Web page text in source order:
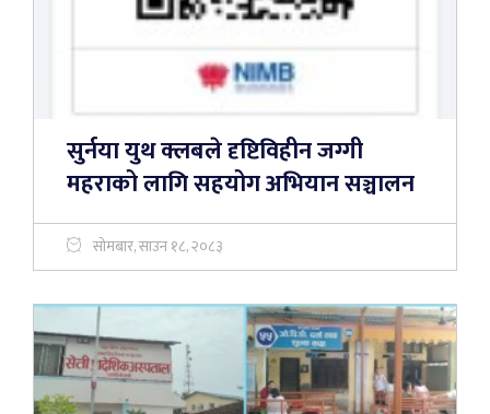
सुर्नया युथ क्लबले दृष्टिविहीन जग्गी
महराको लागि सहयोग अभियान सञ्चालन
सोमबार, साउन १८, २०८३